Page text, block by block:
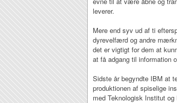
leverer.
Mere end syv ud af ti
dyrevelfærd og andre
det er vigtigt for dem at
at få adgang til information
Sidste år begyndte IBM at
produktionen af spiselige
med Teknologisk Institut og